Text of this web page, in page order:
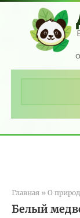
Перейти
контенту
Главная » О
Белый